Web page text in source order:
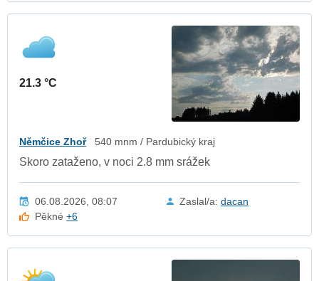
21.3 °C
Němčice Zhoř 540 mnm / Pardubický kraj
Skoro zataženo, v noci 2.8 mm srážek
06.08.2026, 08:07 Zaslal/a: dacan
Pěkné+6